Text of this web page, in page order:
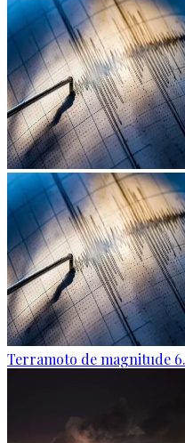
Terramoto de magnitude